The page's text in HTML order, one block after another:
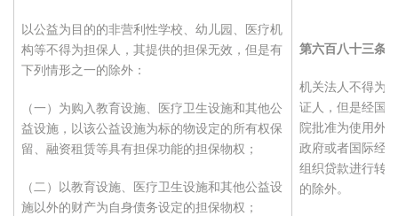
以公益为目的的非营利性学校、幼儿园、医疗机
构等不得为担保人，其提供的担保无效，但是有
下列情形之一的除外：
（一）为购入教育设施、医疗卫生设施和其他公
益设施，以该公益设施为标的物设定的所有权保
留、融资租赁等具有担保功能的担保物权；
（二）以教育设施、医疗卫生设施和其他公益设
施以外的财产为自身债务设定的担保物权；
第六百八十三条
机关法人不得为保
证人，但是经国务
院批准为使用外国
政府或者国际经济
组织贷款进行转贷
的除外。